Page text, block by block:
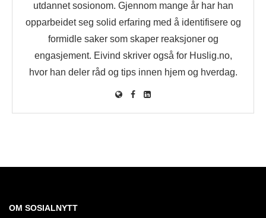
utdannet sosionom. Gjennom mange år har han
opparbeidet seg solid erfaring med å identifisere og
formidle saker som skaper reaksjoner og
engasjement. Eivind skriver også for Huslig.no,
hvor han deler råd og tips innen hjem og hverdag.
OM SOSIALNYTT